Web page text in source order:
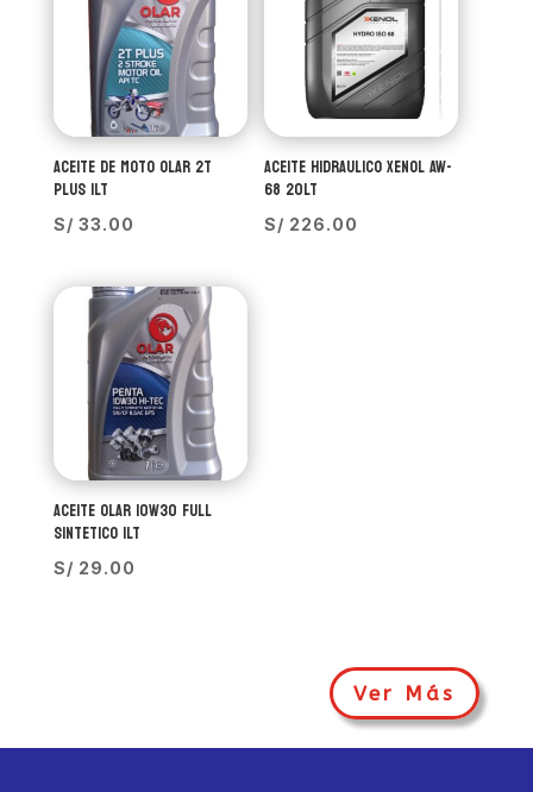
ACEITE DE MOTO OLAR 2T
PLUS 1LT
S/ 33.00
ACEITE HIDRAULICO XENOL AW-
68 20LT
S/ 226.00
ACEITE OLAR 10W30 FULL
SINTETICO 1LT
S/ 29.00
Ver Más